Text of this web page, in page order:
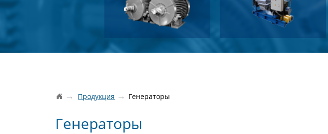
→ Продукция → Генераторы
Генераторы